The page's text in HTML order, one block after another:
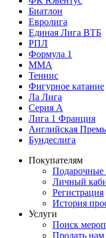
Биатлон
Евролига
Единая Лига ВТБ
РПЛ
Формула 1
MMA
Теннис
Фигурное катание
Ла Лига
Серия А
Лига 1 Франция
Английская
Бундеслига
Покупателям
Подарочные
Личный
Регистрация
История
Услуги
Поиск
Продать